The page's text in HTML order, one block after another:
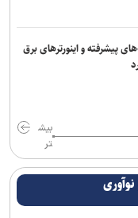
پیشرفته و اینورترهای برق
بیش
تر